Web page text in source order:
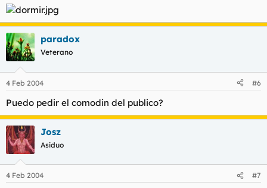
paradox
Veterano
4 Feb 2004 #6
Puedo pedir el comodin del publico?
Josz
Asiduo
4 Feb 2004 #7